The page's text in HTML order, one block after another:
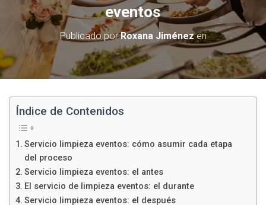
M
O
D
O
D
E
A
eventos
Publicado porRoxana Jiménezen
Índice de Contenidos
Servicio limpieza eventos: cómo asumir cada etapa
del proceso
Servicio limpieza eventos: el antes
El servicio de limpieza eventos: el durante
Servicio limpieza eventos: el después